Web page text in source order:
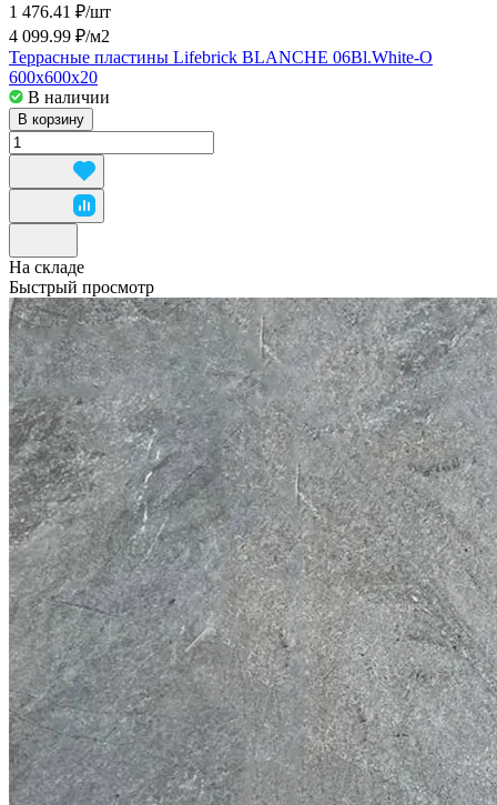
1 476.41 ₽/шт
4 099.99 ₽/м2
Террасные пластины Lifebrick BLANCHE 06Bl.White-О
600x600x20
В наличии
В корзину
На складе
Быстрый просмотр